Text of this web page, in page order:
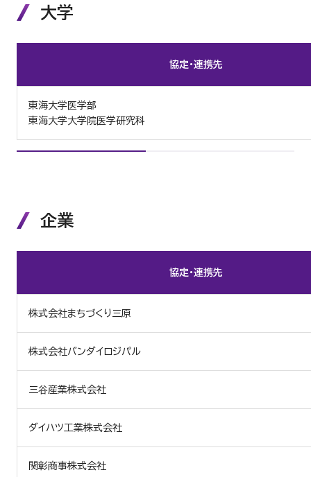
大学
協定・連携先
東海大学医学部
東海大学大学院医学研究科
企業
協定・連携先
株式会社まちづくり三原
株式会社バンダイロジパル
三⾕産業株式会社
ダイハツ⼯業株式会社
関彰商事株式会社